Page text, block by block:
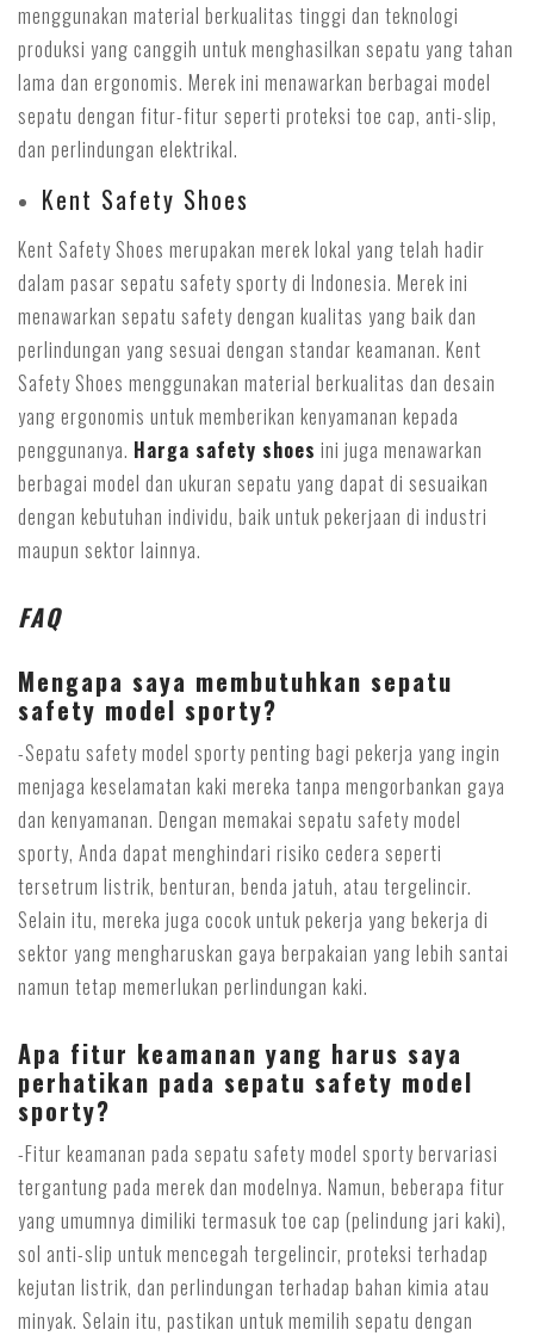
menggunakan material berkualitas tinggi dan teknologi
produksi yang canggih untuk menghasilkan sepatu yang tahan
lama dan ergonomis. Merek ini menawarkan berbagai model
sepatu dengan fitur-fitur seperti proteksi toe cap, anti-slip,
dan perlindungan elektrikal.
Kent Safety Shoes
Kent Safety Shoes merupakan merek lokal yang telah hadir
dalam pasar sepatu safety sporty di Indonesia. Merek ini
menawarkan sepatu safety dengan kualitas yang baik dan
perlindungan yang sesuai dengan standar keamanan. Kent
Safety Shoes menggunakan material berkualitas dan desain
yang ergonomis untuk memberikan kenyamanan kepada
penggunanya. Harga safety shoes ini juga menawarkan
berbagai model dan ukuran sepatu yang dapat di sesuaikan
dengan kebutuhan individu, baik untuk pekerjaan di industri
maupun sektor lainnya.
FAQ
Mengapa saya membutuhkan sepatu
safety model sporty?
-Sepatu safety model sporty penting bagi pekerja yang ingin
menjaga keselamatan kaki mereka tanpa mengorbankan gaya
dan kenyamanan. Dengan memakai sepatu safety model
sporty, Anda dapat menghindari risiko cedera seperti
tersetrum listrik, benturan, benda jatuh, atau tergelincir.
Selain itu, mereka juga cocok untuk pekerja yang bekerja di
sektor yang mengharuskan gaya berpakaian yang lebih santai
namun tetap memerlukan perlindungan kaki.
Apa fitur keamanan yang harus saya
perhatikan pada sepatu safety model
sporty?
-Fitur keamanan pada sepatu safety model sporty bervariasi
tergantung pada merek dan modelnya. Namun, beberapa fitur
yang umumnya dimiliki termasuk toe cap (pelindung jari kaki),
sol anti-slip untuk mencegah tergelincir, proteksi terhadap
kejutan listrik, dan perlindungan terhadap bahan kimia atau
minyak. Selain itu, pastikan untuk memilih sepatu dengan